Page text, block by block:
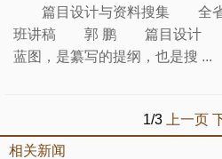
篇目设计与资料搜集 全省
班讲稿 郭 鹏 篇目设计 《
蓝图，是纂写的提纲，也是搜 ...
1/3 上一页
相关新闻